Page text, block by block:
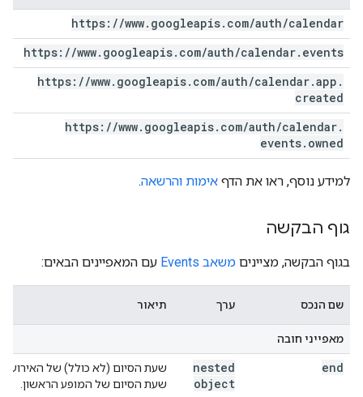
https: //www. googleapis. com/auth/calendar
https: //www. googleapis. com/auth/calendar. events
https: //www. googleapis. com/auth/calendar.app .
created
https: //www. googleapis. com/auth/calendar.
events. owned
למידע נוסף, ראו את הדף אימות והרשאה.
גוף הבקשה
בגוף הבקשה, מציינים משאב Events עם המאפיינים הבאים:
שם הנכס ערך תיאור
מאפייני חובה
end
nested
object
שעת הסיום (לא כולל) של האירוע.
שעת הסיום של המופע הראשון.